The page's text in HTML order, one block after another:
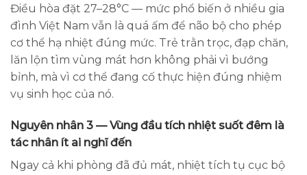
Điều hòa đặt 27–28°C — mức phổ biến ở nhiều gia
đình Việt Nam vẫn là quá ấm để não bộ cho phép
cơ thể hạ nhiệt đúng mức. Trẻ trằn trọc, đạp chăn,
lăn lộn tìm vùng mát hơn không phải vì bướng
bỉnh, mà vì cơ thể đang cố thực hiện đúng nhiệm
vụ sinh học của nó.
Nguyên nhân 3 — Vùng đầu tích nhiệt suốt đêm là
tác nhân ít ai nghĩ đến
Ngay cả khi phòng đã đủ mát, nhiệt tích tụ cục bộ